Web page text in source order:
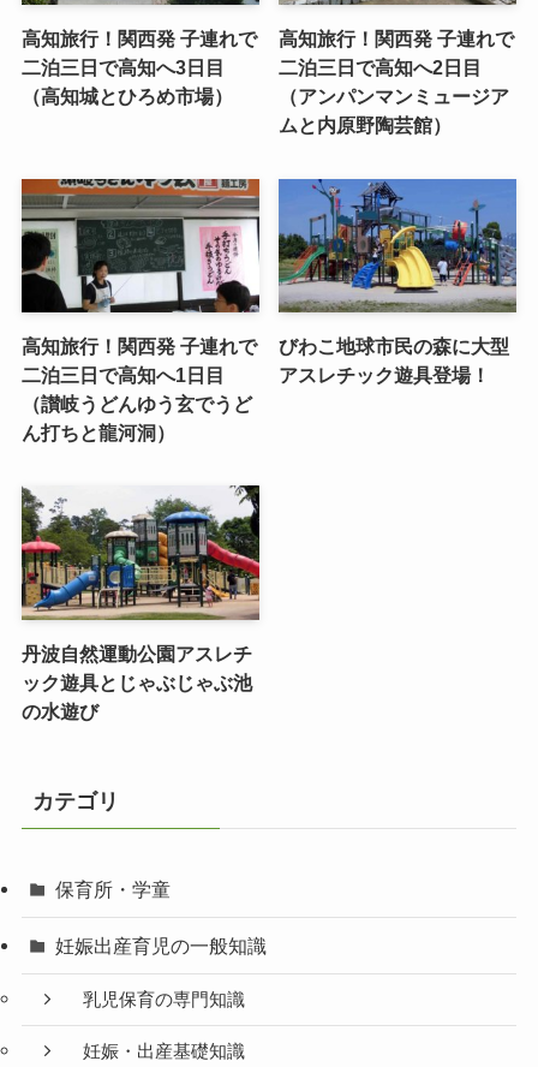
高知旅行！関西発 子連れで
二泊三日で高知へ3日目
（高知城とひろめ市場）
高知旅行！関西発 子連れで
二泊三日で高知へ2日目
（アンパンマンミュージア
ムと内原野陶芸館）
高知旅行！関西発 子連れで
二泊三日で高知へ1日目
（讃岐うどんゆう玄でうど
ん打ちと龍河洞）
びわこ地球市民の森に大型
アスレチック遊具登場！
丹波自然運動公園アスレチ
ック遊具とじゃぶじゃぶ池
の水遊び
カテゴリ
保育所・学童
妊娠出産育児の一般知識
乳児保育の専門知識
妊娠・出産基礎知識